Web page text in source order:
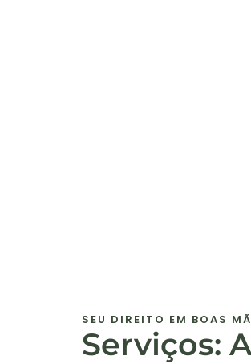
SEU DIREITO EM BOAS
Serviços: